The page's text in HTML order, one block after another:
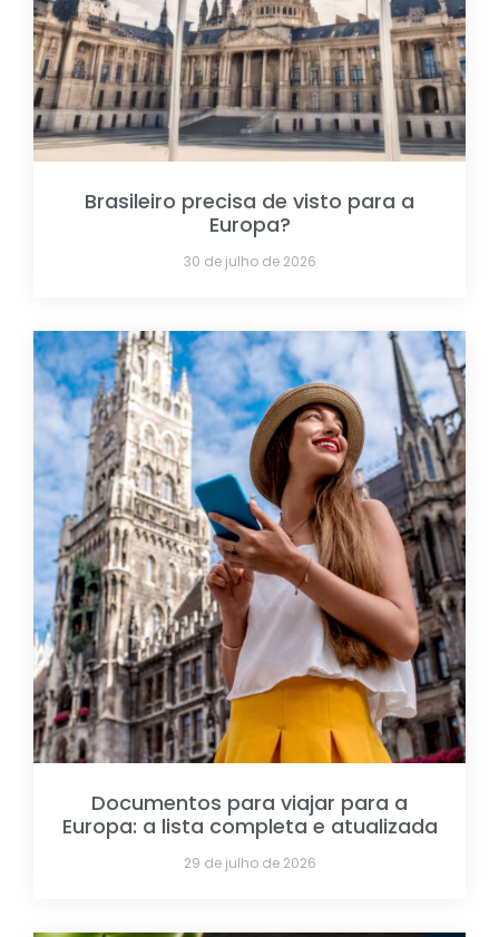
Brasileiro precisa de visto para a
Europa?
30 de julho de 2026
Documentos para viajar para a
Europa: a lista completa e atualizada
29 de julho de 2026